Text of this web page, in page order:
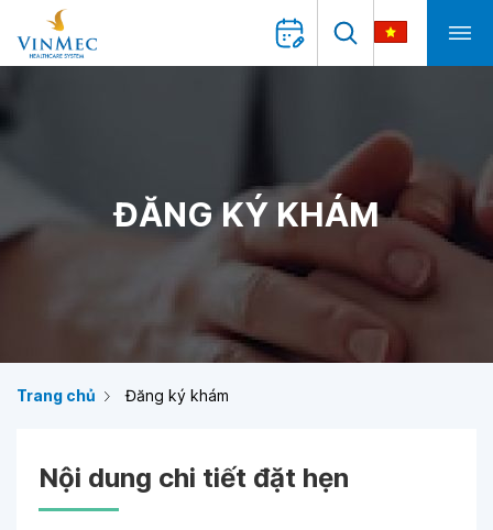
ĐĂNG KÝ KHÁM
Trang chủ Đăng ký khám
Nội dung chi tiết đặt hẹn